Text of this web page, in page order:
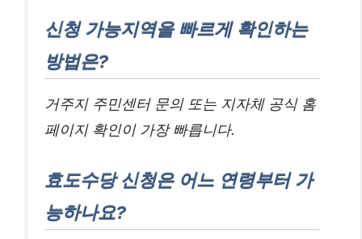
신청 가능지역을 빠르게 확인하는
방법은?
거주지 주민센터 문의 또는 지자체 공식 홈
페이지 확인이 가장 빠릅니다.
효도수당 신청은 어느 연령부터 가
능하나요?